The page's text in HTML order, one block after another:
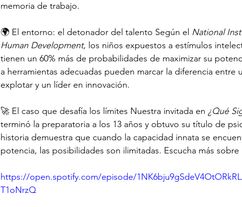
memoria de trabajo.
🌍 El entorno: el detonador del talento Según el National
Human Development, los niños expuestos a estímulos
tienen un 60% más de probabilidades de maximizar su
a herramientas adecuadas pueden marcar la diferencia entre
explotar y un líder en innovación.
🚀 El caso que desafía los límites Nuestra invitada en ¿Qué
terminó la preparatoria a los 13 años y obtuvo su título de
historia demuestra que cuando la capacidad innata se
potencia, las posibilidades son ilimitadas. Escucha más sobre
https://open.spotify.com/episode/
T1oNrzQ